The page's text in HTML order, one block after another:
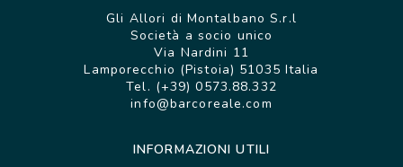
Gli Allori di Montalbano S.r.l
Società a socio unico
Via Nardini 11
Lamporecchio (Pistoia) 51035 Italia
Tel. (+39) 0573.88.332
info@barcoreale.com
INFORMAZIONI UTILI